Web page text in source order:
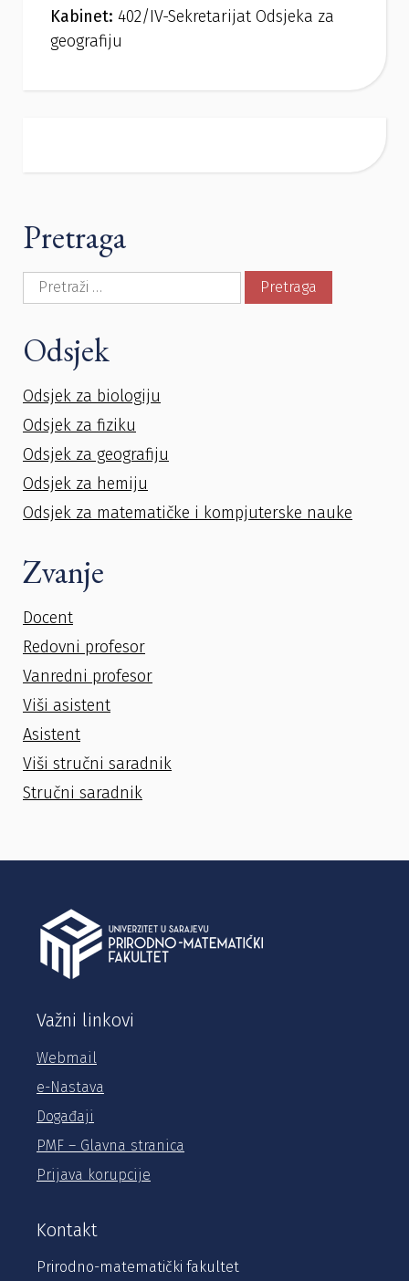
Kabinet: 402/IV-Sekretarijat Odsjeka za
geografiju
Pretraga
Pretraga:
Odsjek
Odsjek za biologiju
Odsjek za fiziku
Odsjek za geografiju
Odsjek za hemiju
Odsjek za matematičke i kompjuterske nauke
Zvanje
Docent
Redovni profesor
Vanredni profesor
Viši asistent
Asistent
Viši stručni saradnik
Stručni saradnik
Važni linkovi
Webmail
e-Nastava
Događaji
PMF – Glavna stranica
Prijava korupcije
Kontakt
Prirodno-matematički fakultet